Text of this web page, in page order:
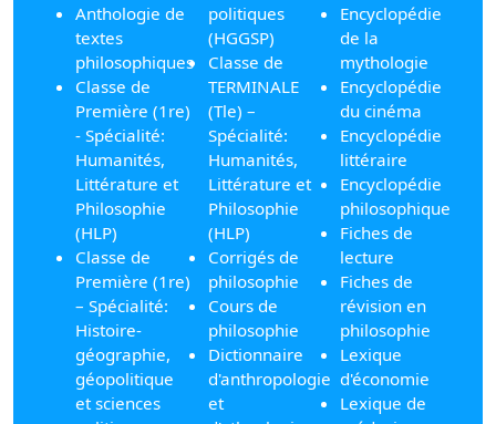
Anthologie de
textes
philosophiques
Classe de
Première (1re)
- Spécialité:
Humanités,
Littérature et
Philosophie
(HLP)
Classe de
Première (1re)
– Spécialité:
Histoire-
géographie,
géopolitique
et sciences
politiques
(HGGSP)
Classe de
TERMINALE
(Tle) –
Spécialité:
Humanités,
Littérature et
Philosophie
(HLP)
Corrigés de
philosophie
Cours de
philosophie
Dictionnaire
d'anthropologie
et
Encyclopédie
de la
mythologie
Encyclopédie
du cinéma
Encyclopédie
littéraire
Encyclopédie
philosophique
Fiches de
lecture
Fiches de
révision en
philosophie
Lexique
d'économie
Lexique de